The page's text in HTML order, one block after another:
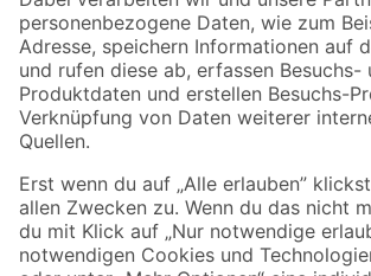
Zahlungsarten Versandarten
Sicher einkaufen
Jetzt die toom-App herunterladen